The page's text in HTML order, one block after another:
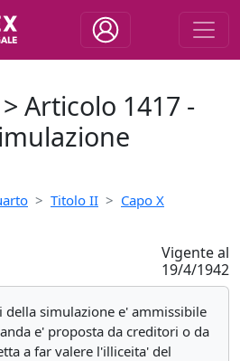
Articolo 1417 -
Titolo II
Capo X
Vigente al
19/4/1942
della simulazione e' ammissibile
e' proposta da creditori o da
a far valere l'illiceita' del